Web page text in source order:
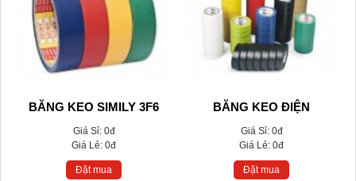
BĂNG KEO SIMILY 3F6
Giá Sỉ: 0đ
Giá Lẻ:0đ
Đặt mua
BĂNG KEO ĐIỆN
Giá Sỉ: 0đ
Giá Lẻ:0đ
Đặt mua